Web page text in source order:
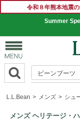
令和８年熊本地震
Summer
ビーンブーツ
L.L.Bean メンズ シュ
メンズ ヘリテージ・